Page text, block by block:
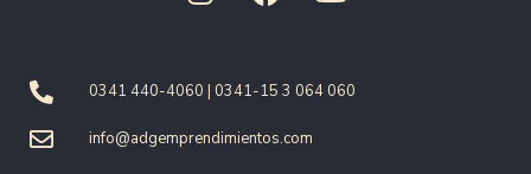
0341 440-4060 | 0341-15 3 064 060
info@adgemprendimientos.com